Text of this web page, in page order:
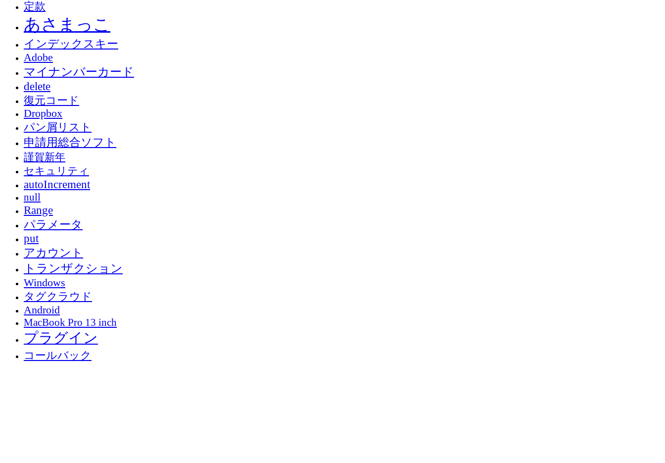
定款
あさまっこ
インデックスキー
Adobe
マイナンバーカード
delete
復元コード
Dropbox
パン屑リスト
申請用総合ソフト
謹賀新年
セキュリティ
autoIncrement
null
Range
パラメータ
put
アカウント
トランザクション
Windows
タグクラウド
Android
MacBook Pro 13 inch
プラグイン
コールバック